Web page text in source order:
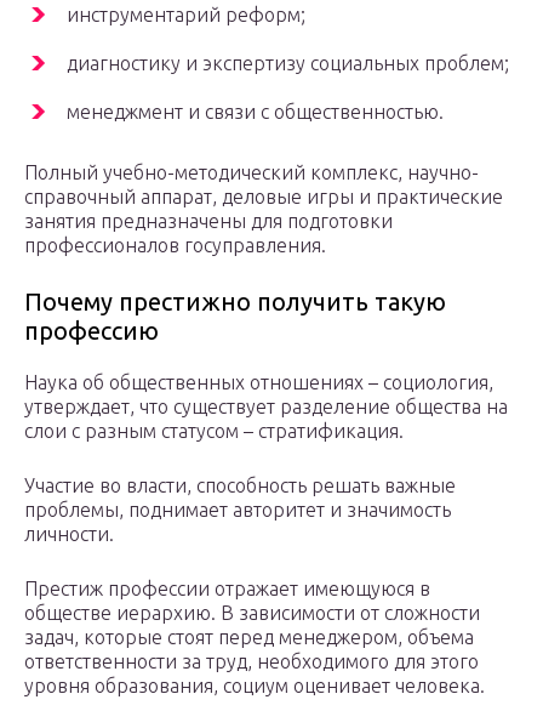
инструментарий реформ;
диагностику и экспертизу социальных проблем;
менеджмент и связи с общественностью.
Полный учебно-методический комплекс, научно-
справочный аппарат, деловые игры и практические
занятия предназначены для подготовки
профессионалов госуправления.
Почему престижно получить такую
профессию
Наука об общественных отношениях – социология,
утверждает, что существует разделение общества на
слои с разным статусом – стратификация.
Участие во власти, способность решать важные
проблемы, поднимает авторитет и значимость
личности.
Престиж профессии отражает имеющуюся в
обществе иерархию. В зависимости от сложности
задач, которые стоят перед менеджером, объема
ответственности за труд, необходимого для этого
уровня образования, социум оценивает человека.